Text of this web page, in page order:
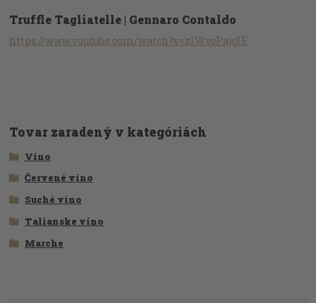
Truffle Tagliatelle | Gennaro Contaldo
https://www.youtube.com/watch?v=zlWvcPajgIE
Tovar zaradený v kategóriách
Víno
Červené víno
Suché víno
Talianske víno
Marche